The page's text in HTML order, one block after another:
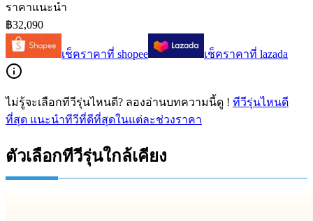
ราคาแนะนำ
฿32,090
เช็คราคาที่ shopee เช็คราคาที่ lazada
ไม่รู้จะเลือกทีวีรุ่นไหนดี? ลองอ่านบทความนี้ดู ! ทีวีรุ่นไหนดี
ที่สุด แนะนำทีวีที่ดีที่สุดในแต่ละช่วงราคา
ตัวเลือกทีวีรุ่นใกล้เคียง